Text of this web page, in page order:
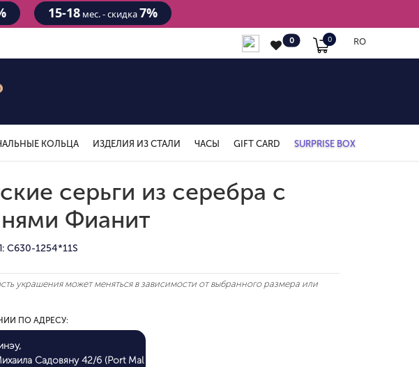
15-18мес. - скидка7%
RO
0 0
КОЛЬЦА ИЗДЕЛИЯ ИЗ СТАЛИ ЧАСЫ GIFT CARD SURPRISE BOX
серьги из серебра с
Фианит
C630-1254*11S
украшения может меняться в зависимости от выбранного размера или
ПО АДРЕСУ:
Садовяну 42/6 (Port Mall)